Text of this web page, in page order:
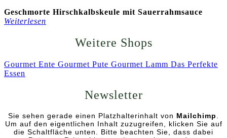
Geschmorte Hirschkalbskeule mit Sauerrahmsauce
Weiterlesen
Weitere Shops
Gourmet Ente Gourmet Pute Gourmet Lamm Das Perfekte
Essen
Newsletter
Sie sehen gerade einen Platzhalterinhalt von Mailchimp.
Um auf den eigentlichen Inhalt zuzugreifen, klicken Sie auf
die Schaltfläche unten. Bitte beachten Sie, dass dabei